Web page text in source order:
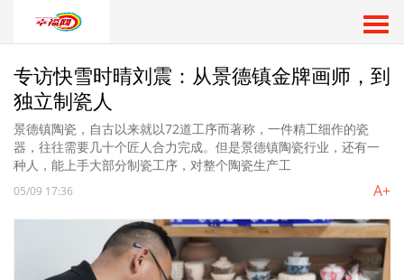
专访快雪时晴刘震：从景德镇金牌画师，到
独立制瓷人
景德镇陶瓷，自古以来就以72道工序而著称，一件精工细作的瓷
器，往往需要几十个匠人合力完成。但是景德镇陶瓷行业，还有一
种人，能上手大部分制瓷工序，对整个陶瓷生产工
05/09 17:36 A+